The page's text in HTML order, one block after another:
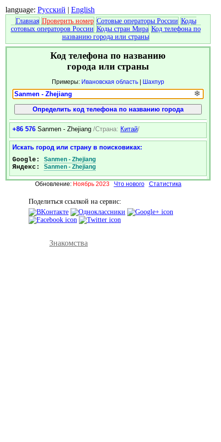
language: Русский | English
Главная Проверить номер Сотовые операторы России Коды
сотовых операторов России Коды стран Мира Код телефона по
названию города или страны
Код телефона по названию
города или страны
Примеры: Ивановская область | Шахпур
❄
+86 576 Sanmen - Zhejiang /Страна: Китай/
Искать город или страну в поисковиках:
Google: Sanmen - Zhejiang
Яндекс: Sanmen - Zhejiang
Обновление: Ноябрь 2023 Что нового Статистика
Поделиться ссылкой на сервис:
Знакомства